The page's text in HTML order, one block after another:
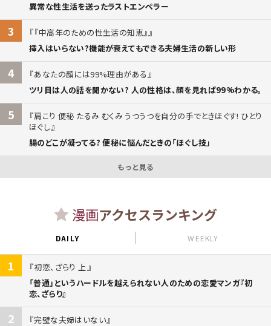
異常な性生活を送ったラストエンペラー
3
『中高年のための性生活の知恵』
挿入はいらない?機能が衰えてもできる夫婦生活の新しい形
4
あなたの顔には99%理由がある
ツリ目は人の話を聞かない? 人の性格は、顔を見れば99%わかる。
5
肩こり 便秘 たるみ むくみ うつうつを自分の手でときほぐす! ひとり
ほぐし
腸のどこが凝ってる? 便秘に悩んだときの「ほぐし技」
もっと見る
漫画アクセスランキング
DAILY WEEKLY
1
初恋、ざらり 上
「普通」というハードルを越えられない人のための恋愛マンガ『初
恋、ざらり』
2
完璧な夫婦はいない